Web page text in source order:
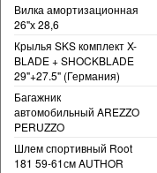
Вилка амортизационная
26"х 28,6
Крылья SKS комплект X-
BLADE + SHOCKBLADE
29"+27.5" (Германия)
Багажник
автомобильный AREZZO
PERUZZO
Шлем спортивный Root
181 59-61см AUTHOR